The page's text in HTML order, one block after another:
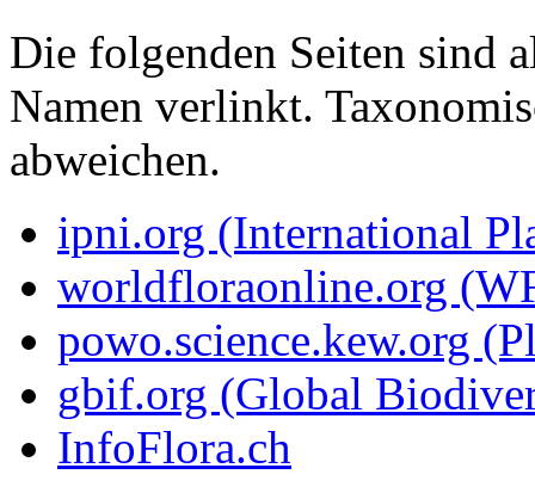
Die folgenden Seiten sind
Namen verlinkt.
abweichen.
ipni.org (International
worldfloraonline.org
powo.science.kew.org
gbif.org (Global
InfoFlora.ch